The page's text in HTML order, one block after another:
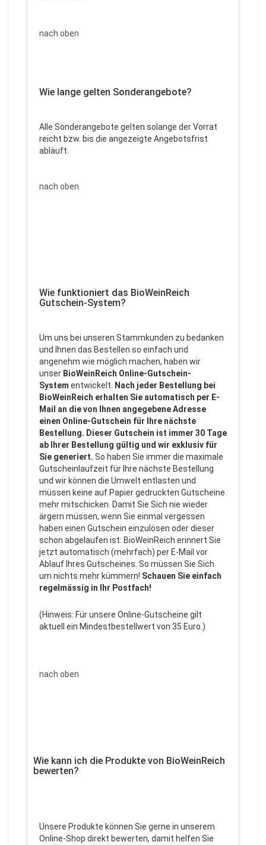
nach oben
Wie lange gelten Sonderangebote?
Alle Sonderangebote gelten solange der Vorrat
reicht bzw. bis die angezeigte Angebotsfrist
abläuft.
nach oben
Wie funktioniert das BioWeinReich
Gutschein-System?
Um uns bei unseren Stammkunden zu bedanken
und Ihnen das Bestellen so einfach und
angenehm wie möglich machen, haben wir
unser BioWeinReich Online-Gutschein-
System entwickelt.
Nach jeder Bestellung bei
BioWeinReich erhalten Sie automatisch per E-
Mail an die von Ihnen angegebene Adresse
einen Online-Gutschein für Ihre nächste
Bestellung. Dieser Gutschein ist immer 30 Tage
ab Ihrer Bestellung gültig und wir exklusiv für
Sie generiert. So haben Sie immer die maximale
Gutscheinlaufzeit für Ihre nächste Bestellung
und wir können die Umwelt entlasten und
müssen keine auf Papier gedruckten Gutscheine
mehr mitschicken. Damit Sie Sich nie wieder
ärgern müssen, wenn Sie einmal vergessen
haben einen Gutschein einzulösen oder dieser
schon abgelaufen ist: BioWeinReich erinnert Sie
jetzt automatisch (mehrfach) per E-Mail vor
Ablauf Ihres Gutscheines. So müssen Sie Sich
um nichts mehr kümmern! Schauen Sie einfach
regelmässig in Ihr Postfach!
(Hinweis: Für unsere Online-Gutscheine gilt
aktuell ein Mindestbestellwert von 35 Euro.)
nach oben
Wie kann ich die Produkte von BioWeinReich
bewerten?
Unsere Produkte können Sie gerne in unserem
Online-Shop direkt bewerten, damit helfen Sie